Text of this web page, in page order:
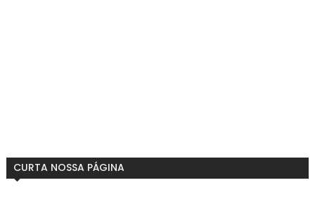
CURTA NOSSA PÁGINA